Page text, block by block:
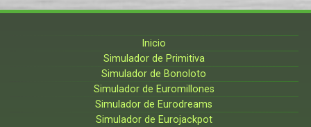
Inicio
Simulador de Primitiva
Simulador de Bonoloto
Simulador de Euromillones
Simulador de Eurodreams
Simulador de Eurojackpot